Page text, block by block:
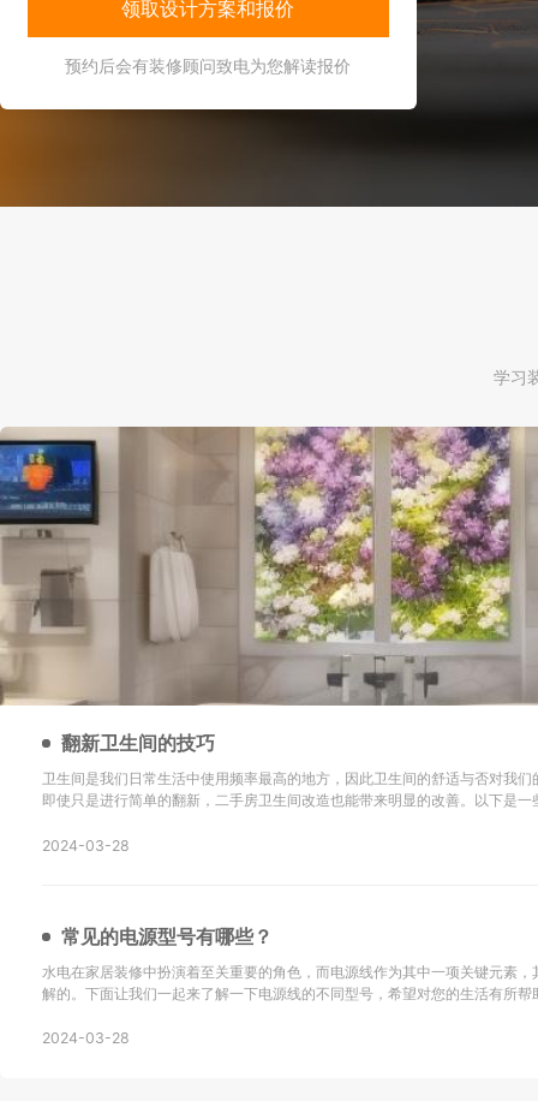
预约后会有装修顾问致电为您解读报价
学习
翻新卫生间的技巧
卫生间是我们日常生活中使用频率最高的地方，因此卫生间的舒适与否对我们
即使只是进行简单的翻新，二手房卫生间改造也能带来明显的改善。以下是一
铺设瓷砖是很重要的。确保地砖的铺设
2024-03-28
常见的电源型号有哪些？
水电在家居装修中扮演着至关重要的角色，而电源线作为其中一项关键元素，
解的。下面让我们一起来了解一下电源线的不同型号，希望对您的生活有所帮助！ SYV：这
同轴电缆。 KVV：这种电缆采用聚氯乙烯
2024-03-28